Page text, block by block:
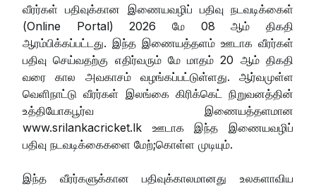
வீரர்கள் பதிவுக்கான இணையவழிப் பதிவு நடவடிக்கைள்
(Online Portal) 2026 மே 08 ஆம் திகதி
ஆரம்பிக்கப்பட்டது. இந்த இணையத்தளம் ஊடாக வீரர்கள்
பதிவு செய்வதற்கு எதிர்வரும் மே மாதம் 20 ஆம் திகதி
வரை கால அவகாசம் வழங்கப்பட்டுள்ளது. ஆர்வமுள்ள
வெளிநாட்டு வீரர்கள் இலங்கை கிரிக்கெட் நிறுவனத்தின்
உத்தியோகபூர்வ இணையத்தளமான
www.srilankacricket.lk ஊடாக இந்த இணையவழிப்
பதிவு நடவடிக்கைகளை மேற்;கொள்ள முடியும்.
இந்த வீரர்களுக்கான பதிவுக்காலமானது உலகளாவிய